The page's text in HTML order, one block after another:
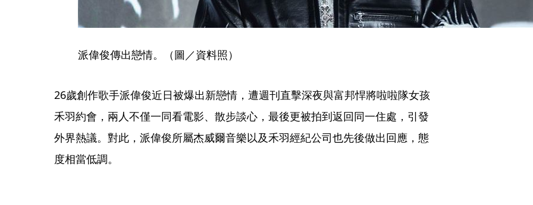
派偉俊傳出戀情。（圖／資料照）
26歲創作歌手派偉俊近日被爆出新戀情，遭週刊直擊深夜與富邦悍將啦啦隊女孩
禾羽約會，兩人不僅一同看電影、散步談心，最後更被拍到返回同一住處，引發
外界熱議。對此，派偉俊所屬杰威爾音樂以及禾羽經紀公司也先後做出回應，態
度相當低調。